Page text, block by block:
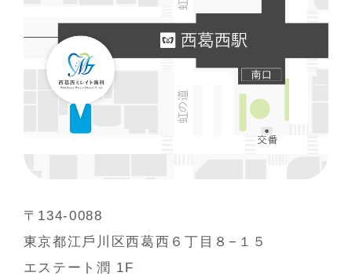
〒134-0088
東京都江⼾川区⻄葛⻄６丁⽬８−１５
エステート潤 1F